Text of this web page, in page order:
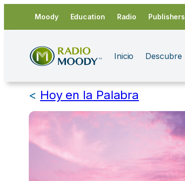
contenido
Moody Education Radio Publishers
Inicio Descubre
< Hoy en la Palabra